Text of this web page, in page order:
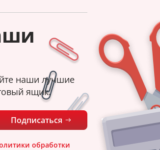
наши лучшие
ящик.
Подписаться
обработки